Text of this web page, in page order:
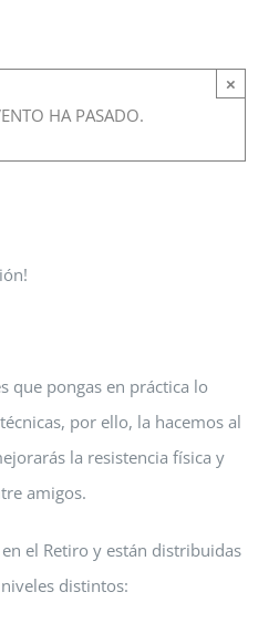
HA PASADO.
×
que pongas en práctica lo
por ello, la hacemos al
la resistencia física y
amigos.
el Retiro y están distribuidas
distintos: